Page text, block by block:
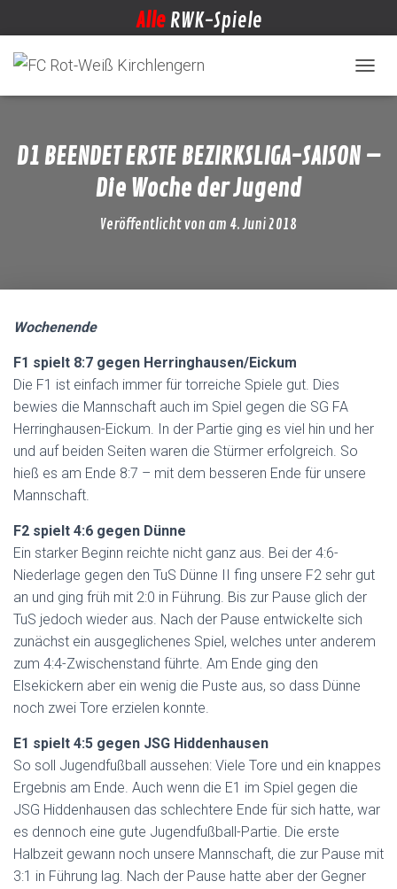
Alle RWK-Spiele
D1 BEENDET ERSTE BEZIRKSLIGA-SAISON –
Die Woche der Jugend
Veröffentlicht von am 4. Juni 2018
Wochenende
F1 spielt 8:7 gegen Herringhausen/Eickum
Die F1 ist einfach immer für torreiche Spiele gut. Dies
bewies die Mannschaft auch im Spiel gegen die SG FA
Herringhausen-Eickum. In der Partie ging es viel hin und her
und auf beiden Seiten waren die Stürmer erfolgreich. So
hieß es am Ende 8:7 – mit dem besseren Ende für unsere
Mannschaft.
F2 spielt 4:6 gegen Dünne
Ein starker Beginn reichte nicht ganz aus. Bei der 4:6-
Niederlage gegen den TuS Dünne II fing unsere F2 sehr gut
an und ging früh mit 2:0 in Führung. Bis zur Pause glich der
TuS jedoch wieder aus. Nach der Pause entwickelte sich
zunächst ein ausgeglichenes Spiel, welches unter anderem
zum 4:4-Zwischenstand führte. Am Ende ging den
Elsekickern aber ein wenig die Puste aus, so dass Dünne
noch zwei Tore erzielen konnte.
E1 spielt 4:5 gegen JSG Hiddenhausen
So soll Jugendfußball aussehen: Viele Tore und ein knappes
Ergebnis am Ende. Auch wenn die E1 im Spiel gegen die
JSG Hiddenhausen das schlechtere Ende für sich hatte, war
es dennoch eine gute Jugendfußball-Partie. Die erste
Halbzeit gewann noch unsere Mannschaft, die zur Pause mit
3:1 in Führung lag. Nach der Pause hatte aber der Gegner